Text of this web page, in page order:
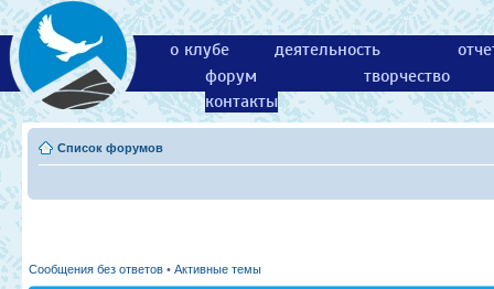
о клубе деятельность
форум
творчество
контакты
Список форумов
Сообщения без ответов • Активные темы